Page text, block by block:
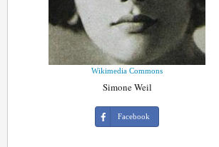
Wikimedia Commons
Simone Weil
Facebook